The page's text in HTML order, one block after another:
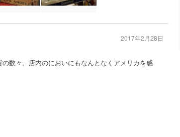
数々。店内のにおいにもなんとなくアメリカを感
2017年2月28日